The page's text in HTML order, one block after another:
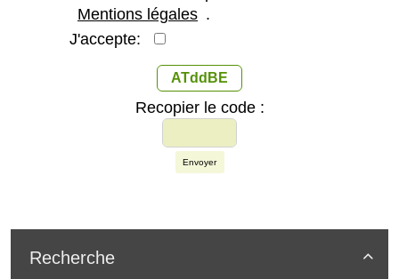
Mentions légales .
J'accepte:
ATddBE
Recopier le code :
Envoyer

Recherche